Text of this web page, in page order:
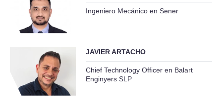
Ingeniero Mecánico en Sener
JAVIER ARTACHO
Chief Technology Officer en Balart
Enginyers SLP